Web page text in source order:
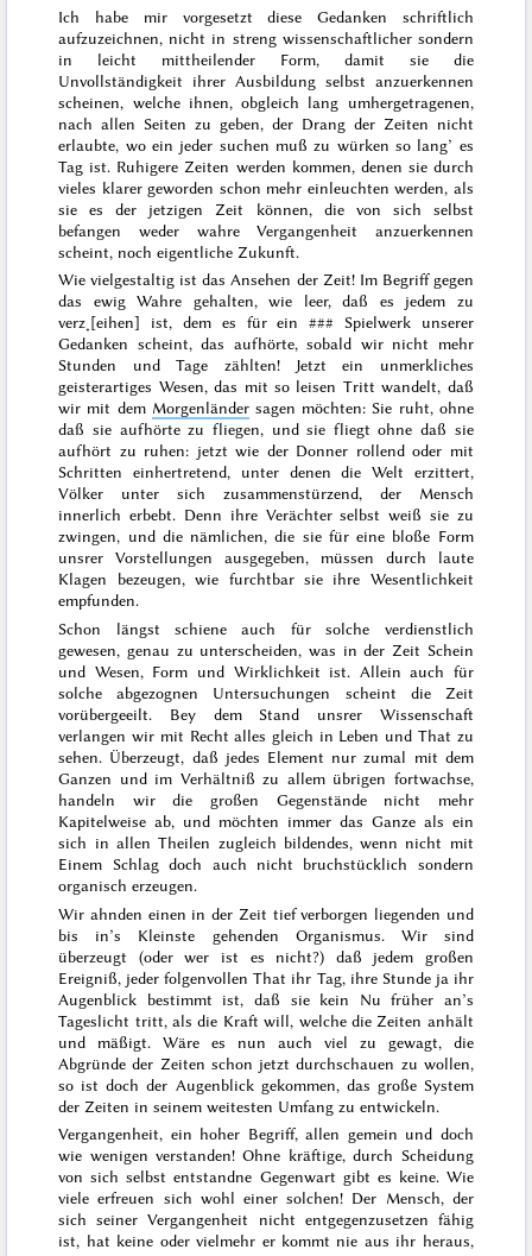
Ich habe mir vorgesetzt diese Gedanken schriftlich
aufzuzeichnen, nicht in streng wissenschaftlicher sondern
in leicht mittheilender Form, damit sie die
Unvollständigkeit ihrer Ausbildung selbst anzuerkennen
scheinen, welche ihnen, obgleich lang umhergetragenen,
nach allen Seiten zu geben, der Drang der Zeiten nicht
erlaubte, wo ein jeder suchen muß zu würken so lang’ es
Tag ist. Ruhigere Zeiten werden kommen, denen sie durch
vieles klarer geworden schon mehr einleuchten werden, als
sie es der jetzigen Zeit können, die von sich selbst
befangen weder wahre Vergangenheit anzuerkennen
scheint, noch eigentliche Zukunft.
Wie vielgestaltig ist das Ansehen der Zeit! Im Begriff gegen
das ewig Wahre gehalten, wie leer, daß es jedem zu
verz˖[eihen] ist, dem es für ein### Spielwerk unserer
Gedanken scheint, das aufhörte, sobald wir nicht mehr
Stunden und Tage zählten! Jetzt ein unmerkliches
geisterartiges Wesen, das mit so leisen Tritt wandelt, daß
wir mit dem Morgenländersagen möchten:Sie ruht, ohne
daß sie aufhörte zu fliegen, und sie fliegt ohne daß sie
aufhört zu ruhen: jetzt wie der Donner rollend oder mit
Schritten einhertretend, unter denen die Welt erzittert,
Völker unter sich zusammenstürzend, der Mensch
innerlich erbebt. Denn ihre Verächter selbst weiß sie zu
zwingen, und die nämlichen, die sie für eine bloße Form
unsrer Vorstellungen ausgegeben, müssen durch laute
Klagen bezeugen, wie furchtbar sie ihre Wesentlichkeit
empfunden.
Schon längst schiene auch für solche verdienstlich
gewesen, genau zu unterscheiden, was in der Zeit Schein
und Wesen, Form und Wirklichkeit ist. Allein auch für
solche abgezognen Untersuchungen scheint die Zeit
vorübergeeilt. Bey dem Stand unsrer Wissenschaft
verlangen wir mit Recht alles gleich in Leben und That zu
sehen. Überzeugt, daß jedes Element nur zumal mit dem
Ganzen und im Verhältniß zu allem übrigen fortwachse,
handeln wir die großen Gegenstände nicht mehr
Kapitelweise ab, und möchten immer das Ganze als ein
sich in allen Theilen zugleich bildendes, wenn nicht mit
Einem Schlag doch auch nicht bruchstücklich sondern
organisch erzeugen.
Wir ahnden einen in der Zeit tief verborgen liegenden und
bis in’s Kleinste gehenden Organismus. Wir sind
überzeugt (oder wer ist es nicht?) daß jedem großen
Ereigniß, jederfolgenvollen That ihr Tag, ihre Stunde ja ihr
Augenblick bestimmt ist, daß sie kein Nu früher an’s
Tageslicht tritt, als die Kraft will, welche die Zeiten anhält
und mäßigt. Wäre es nun auch viel zu gewagt, die
Abgründe der Zeiten schon jetzt durchschauen zu wollen,
so ist doch der Augenblick gekommen, das große System
der Zeiten in seinem weitesten Umfang zu entwickeln.
Vergangenheit, ein hoher Begriff, allen gemein und doch
wie wenigen verstanden! Ohne kräftige, durch Scheidung
von sich selbst entstandne Gegenwart gibt es keine. Wie
viele erfreuen sich wohl einer solchen! Der Mensch, der
sich seiner Vergangenheit nicht entgegenzusetzen fähig
ist, hat keine oder vielmehr er kommt nie aus ihr heraus,